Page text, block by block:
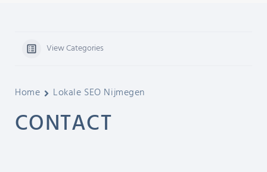
View Categories
Home Lokale SEO Nijmegen
CONTACT